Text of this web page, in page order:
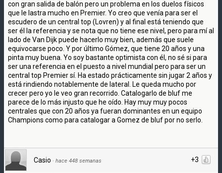
con gran salida de balón pero un problema en los duelos físicos
que le lastra mucho en Premier. Yo creo que venía para ser el
escudero de un central top (Lovren) y al final está teniendo que
ser él la referencia y se nota que no tiene ese nivel, pero para mí al
lado de Van Dijk puede hacerlo muy bien, además que suele
equivocarse poco. Y por último Gómez, que tiene 20 años y una
pinta muy buena. Yo soy bastante optimista con él, no sé si para
ser una referencia en el puesto a nivel mundial pero para ser un
central top Premier sí. Ha estado prácticamente sin jugar 2 años y
está rindiendo notablemente de lateral. Le queda mucho por
crecer pero yo le veo gran recorrido. Catalogarlo de bluf me
parece de lo más injusto que he oído. Hay muy muy pocos
centrales que con 20 años ya fueran dominantes en un equipo
Champions como para catalogar a Gomez de bluf por no serlo.
+3
Casio · hace 448 semanas